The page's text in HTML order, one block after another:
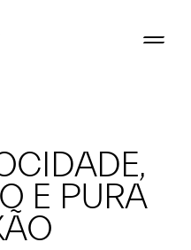
E PURA